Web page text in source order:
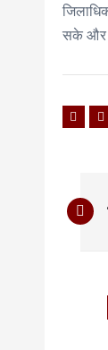
सके और
P
o